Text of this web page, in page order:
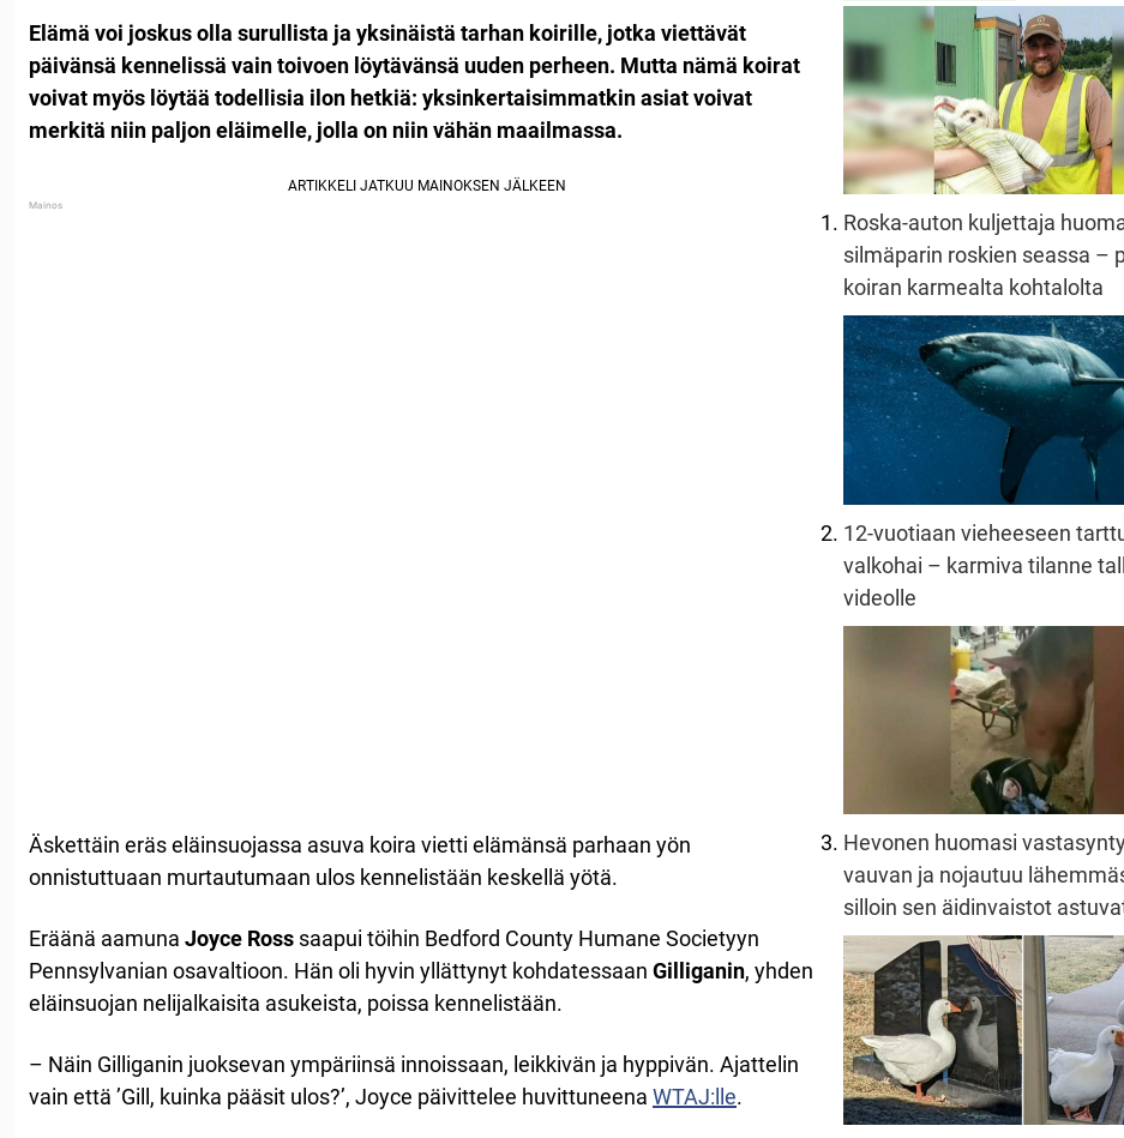
Elämä voi joskus olla surullista ja yksinäistä tarhan koirille, jotka viettävät
päivänsä kennelissä vain toivoen löytävänsä uuden perheen. Mutta nämä koirat
voivat myös löytää todellisia ilon hetkiä: yksinkertaisimmatkin asiat voivat
merkitä niin paljon eläimelle, jolla on niin vähän maailmassa.
Äskettäin eräs eläinsuojassa asuva koira vietti elämänsä parhaan yön
onnistuttuaan murtautumaan ulos kennelistään keskellä yötä.
Eräänä aamuna Joyce Ross saapui töihin Bedford County Humane Societyyn
Pennsylvanian osavaltioon. Hän oli hyvin yllättynyt kohdatessaan Gilliganin, yhden
eläinsuojan nelijalkaisita asukeista, poissa kennelistään.
– Näin Gilliganin juoksevan ympäriinsä innoissaan, leikkivän ja hyppivän. Ajattelin
vain että ’Gill, kuinka pääsit ulos?’, Joyce päivittelee huvittuneena WTAJ:lle.
Roska-auton kuljettaja
silmäparin roskien seassa –
koiran karmealta kohtalolta
12-vuotiaan vieheeseen
valkohai – karmiva tilanne
videolle
Hevonen huomasi
vauvan ja nojautuu
silloin sen äidinvaistot